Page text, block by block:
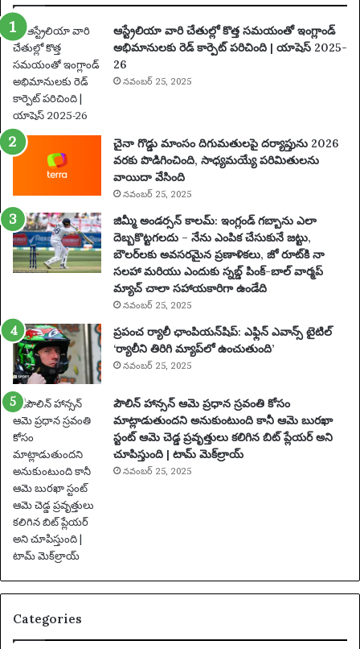
:
పూ
ర్తి
ప్ర
యా
ణం
,
న
గ
వే
ది
క
లు
యు
ము
ఖ్య
సం
ఘ
ట
న
లు
|
ఫు
ట్‌
బా
ల్
వా
ర్త
ఆస్ట్రేలియా వారి చేతుల్లో కొత్త సమయంతో ఇంగ్లాండ్
అభిమానులకు రెడ్ కార్పెట్ పరిచింది | యాషెస్ 2025-
26
నవంబర్ 25, 2025
చైనా గొడ్డు మాంసం దిగుమతులపై దర్యాప్తును 2026
వరకు పొడిగించింది, సాధ్యమయ్యే పరిమితులను
వాయిదా వేసింది
నవంబర్ 25, 2025
జిమ్మీ అండర్సన్ కాలమ్: ఇంగ్లండ్ గబ్బాను ఎలా
దెబ్బకొట్టగలదు – నేను ఎంపిక చేసుకునే జట్టు,
బౌలర్‌లకు అవసరమైన ప్రణాళికలు, జో రూట్‌కి నా
సలహా మరియు ఎందుకు స్నబ్డ్ పింక్-బాల్ వార్మప్
మ్యాచ్ చాలా సహాయకారిగా ఉండేది
నవంబర్ 25, 2025
ప్రపంచ ర్యాలీ ఛాంపియన్‌షిప్: ఎఫ్లిన్ ఎవాన్స్ టైటిల్
‘ర్యాలీని తిరిగి మ్యాప్‌లో ఉంచుతుంది’
నవంబర్ 25, 2025
పౌలిన్ హాన్సన్ ఆమె ప్రధాన స్రవంతి కోసం
మాట్లాడుతుందని అనుకుంటుంది కానీ ఆమె బురఖా
స్టంట్ ఆమె చెడ్డ ప్రవృత్తులు కలిగిన బిట్ ప్లేయర్ అని
చూపిస్తుంది | టామ్ మెక్‌ల్రాయ్
నవంబర్ 25, 2025
Categories